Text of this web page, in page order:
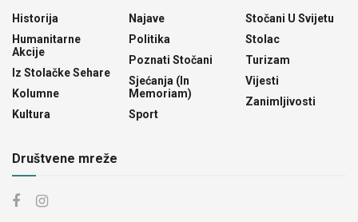
Historija
Humanitarne
Akcije
Iz Stolačke Sehare
Kolumne
Kultura
Najave
Politika
Poznati Stočani
Sjećanja (In
Memoriam)
Sport
Stočani U Svijetu
Stolac
Turizam
Vijesti
Zanimljivosti
Društvene mreže